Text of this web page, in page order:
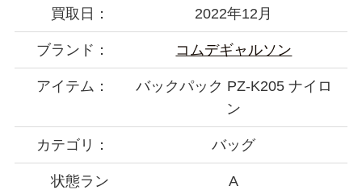
買取日： 2022年12月
ブランド： コムデギャルソン
アイテム：
バックパック PZ-K205 ナイロ
ン
カテゴリ： バッグ
状態ラン
A